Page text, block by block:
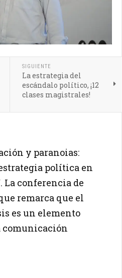
SIGUIENTE
La estrategia del
escándalo político, ¡12
clases magistrales!
y paranoias:
política en
La conferencia de
remarca que el
es un elemento